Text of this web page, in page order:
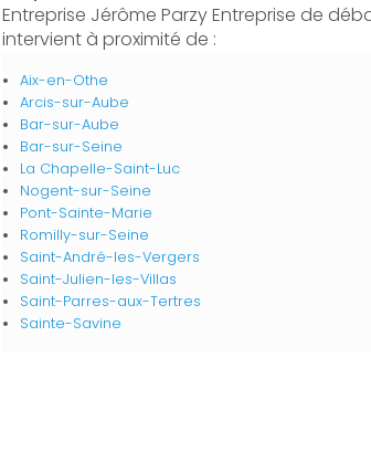
Entreprise Jérôme Parzy Entreprise de
intervient à proximité de :
Aix-en-Othe
Arcis-sur-Aube
Bar-sur-Aube
Bar-sur-Seine
La Chapelle-Saint-Luc
Nogent-sur-Seine
Pont-Sainte-Marie
Romilly-sur-Seine
Saint-André-les-Vergers
Saint-Julien-les-Villas
Saint-Parres-aux-Tertres
Sainte-Savine